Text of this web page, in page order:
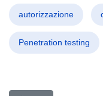
autorizzazione
Penetration testing